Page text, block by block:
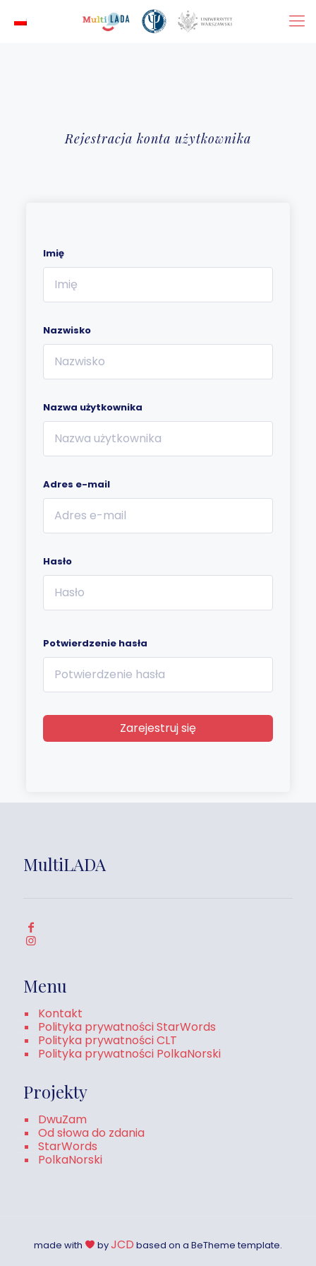
Rejestracja konta użytkownika
Imię
Nazwisko
Nazwa użytkownika
Adres e-mail
Hasło
Potwierdzenie hasła
Zarejestruj się
MultiLADA
Menu
Kontakt
Polityka prywatności StarWords
Polityka prywatności CLT
Polityka prywatności PolkaNorski
Projekty
DwuZam
Od słowa do zdania
StarWords
PolkaNorski
made with byJCD based on a BeTheme template.